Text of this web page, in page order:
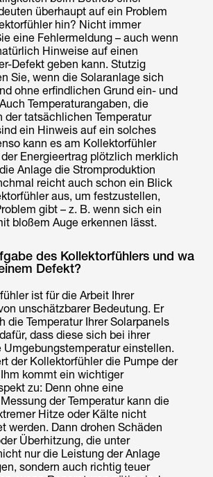
überhaupt auf ein Problem
hin? Nicht immer
eine Fehlermeldung – auch wenn
Hinweise auf einen
Defekt geben kann. Stutzig
Sie, wenn die Solaranlage sich
ohne erfindlichen Grund ein- und
Temperaturangaben, die
der tatsächlichen Temperatur
ein Hinweis auf ein solches
kann es am Kollektorfühler
Energieertrag plötzlich merklich
Anlage die Stromproduktion
reicht auch schon ein Blick
aus, um festzustellen,
gibt – z. B. wenn sich ein
bloßem Auge erkennen lässt.
des Kollektorfühlers und wa
Defekt?
ist für die Arbeit Ihrer
unschätzbarer Bedeutung. Er
die Temperatur Ihrer Solarpanels
dass diese sich bei ihrer
Umgebungstemperatur einstellen.
der Kollektorfühler die Pumpe der
kommt ein wichtiger
zu: Denn ohne eine
der Temperatur kann die
Hitze oder Kälte nicht
werden. Dann drohen Schäden
Überhitzung, die unter
nur die Leistung der Anlage
sondern auch richtig teuer